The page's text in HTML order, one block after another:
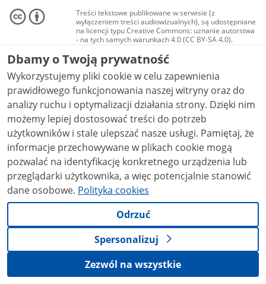
Treści tekstowe publikowane w serwisie (z
wyłączeniem treści audiowizualnych), są udostępniane
na licencji typu Creative Commons: uznanie autorstwa
- na tych samych warunkach 4.0 (CC BY-SA 4.0).
Materiały audiowizualne, w tym zdjęcia, materiały
audio i wideo, są udostępniane na licencji typu
Creative Commons: uznanie autorstwa użycie
niekomercyjne - bez utworów zależnych 4.0 (CC BY-
NC-ND 4.0), o ile nie jest to stwierdzone inaczej.
Dbamy o Twoją prywatność
Wykorzystujemy pliki cookie w celu zapewnienia
prawidłowego funkcjonowania naszej witryny oraz do
analizy ruchu i optymalizacji działania strony. Dzięki nim
możemy lepiej dostosować treści do potrzeb
użytkowników i stale ulepszać nasze usługi. Pamiętaj, że
informacje przechowywane w plikach cookie mogą
pozwalać na identyfikację konkretnego urządzenia lub
przeglądarki użytkownika, a więc potencjalnie stanowić
dane osobowe. Polityka cookies
Odrzuć
Spersonalizuj
Zezwól na wszystkie